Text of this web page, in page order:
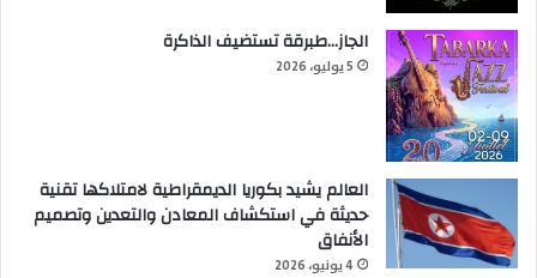
الجاز…طبرقة تستضيف الذاكرة
5 يوليو، 2026
العالم يشيد بكوريا الديمقراطية لامتلاكها تقنية
حديثة في استكشاف المعادن والتعدين وتصميم
الأنفاق
4 يونيو، 2026